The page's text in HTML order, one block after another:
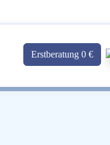
Erstberatung 0 €